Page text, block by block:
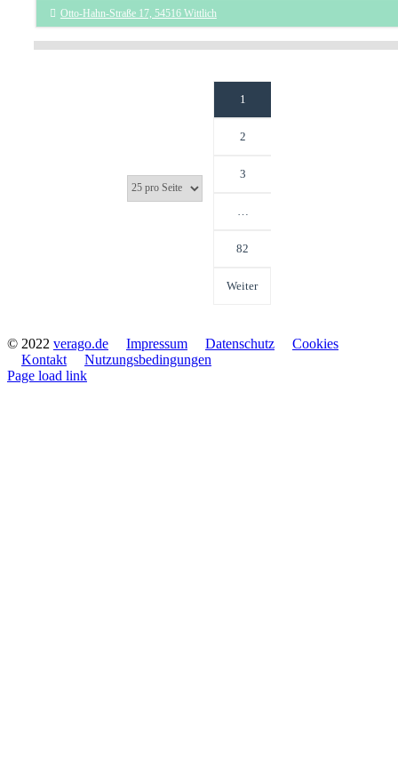
Otto-Hahn-Straße 17, 54516 Wittlich
1
2
3
82
Weiter
© 2022 verago.de Impressum Datenschutz
Cookies
Kontakt
Nutzungsbedingungen
Page load link